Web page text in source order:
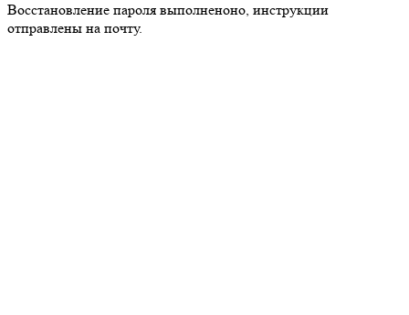
Восстановление пароля выполненоно, инструкции
отправлены на почту.